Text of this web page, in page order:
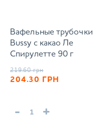
Вафельные трубочки
Bussy с какао Ле
Спирулетте 90 г
219.60 грн
204.30 ГРН
- +